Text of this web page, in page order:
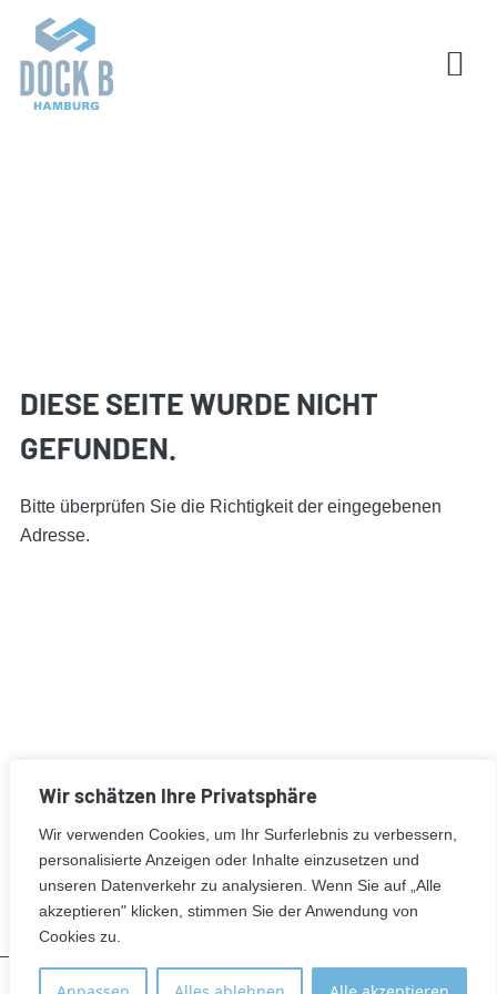
Wir schätzen Ihre Privatsphäre
Wir verwenden Cookies, um Ihr Surferlebnis zu verbessern,
personalisierte Anzeigen oder Inhalte einzusetzen und
unseren Datenverkehr zu analysieren. Wenn Sie auf „Alle
akzeptieren" klicken, stimmen Sie der Anwendung von
Cookies zu.
DIESE SEITE WURDE NICHT
GEFUNDEN.
Bitte überprüfen Sie die Richtigkeit der eingegebenen
Adresse.
KONTAKT IMPRESSUM DATENSCHUTZ